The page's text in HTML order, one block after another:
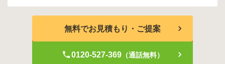
無料でお見積もり・ご提案
0120-527-369（通話無料）